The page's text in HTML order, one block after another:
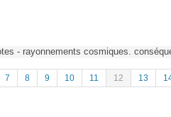
- rayonnements cosmiques.
7 8 9 10 11 12 13